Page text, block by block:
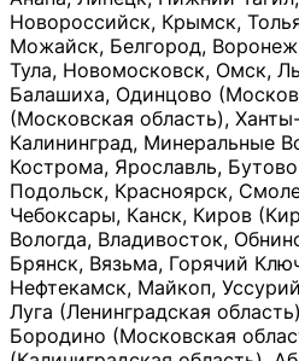
Новороссийск, Крымск,
Можайск, Белгород,
Тула, Новомосковск, Омск,
Балашиха, Одинцово
(Московская область),
Калининград, Минеральные
Кострома, Ярославль,
Подольск, Красноярск,
Чебоксары, Канск, Киров
Вологда, Владивосток,
Брянск, Вязьма, Горячий
Нефтекамск, Майкоп,
Луга (Ленинградская
Бородино (Московская